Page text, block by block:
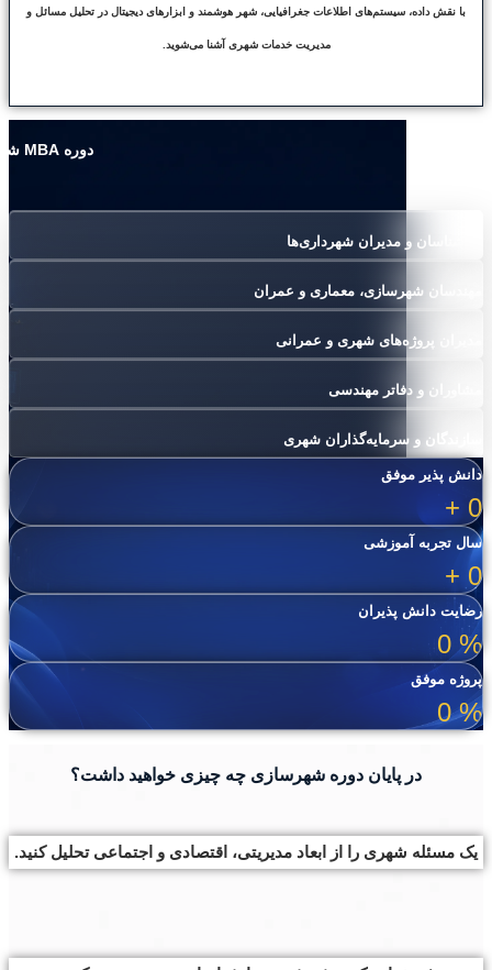
با نقش داده، سیستم‌های اطلاعات جغرافیایی، شهر هوشمند و ابزارهای دیجیتال در تحلیل مسائل و
مدیریت خدمات شهری آشنا می‌شوید.
دوره MBA شهرسازی مناسب چه کسانی می باشد؟
کارشناسان و مدیران شهرداری‌ها
مهندسان شهرسازی، معماری و عمران
مدیران پروژه‌های شهری و عمرانی
مشاوران و دفاتر مهندسی
سازندگان و سرمایه‌گذاران شهری
دانش پذیر موفق
0
+
سال تجربه آموزشی
0
+
رضایت دانش پذیران
%
0
پروژه موفق
%
0
در پایان دوره شهرسازی چه چیزی خواهید داشت؟
یک مسئله شهری را از ابعاد مدیریتی، اقتصادی و اجتماعی تحلیل کنید.